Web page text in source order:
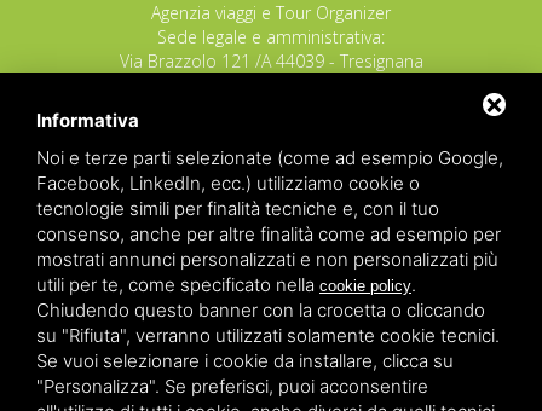
Agenzia viaggi e Tour Organizer
Sede legale e amministrativa:
Via Brazzolo 121 /A 44039 - Tresignana
POLIZZA RESPONSABILITA' CIVILE REVO N.
OX00020791 valida dal 12/11/2025 al
12/11/2026
POLIZZA FONDO GARANZIA INSOLVENZA
REVO N. OX00043679 valida dal 03/03/26 al
03/03/27
Copyrights – 2026 Raggio Verde Incoming Italy by Raggio
Verde Incoming Italy di Nagliati dott.ssa Ilaria –
Deltacommerce srlAll rights reserved.
Partita IVA 01428530388 - C.F NGLLRI66L56D548L - Numero
Informativa
Noi e terze parti selezionate (come ad esempio Google,
Facebook, LinkedIn, ecc.) utilizziamo cookie o
tecnologie simili per finalità tecniche e, con il tuo
consenso, anche per altre finalità come ad esempio per
mostrati annunci personalizzati e non personalizzati più
utili per te, come specificato nella cookie policy.
Chiudendo questo banner con la crocetta o cliccando
su "Rifiuta", verranno utilizzati solamente cookie tecnici.
Se vuoi selezionare i cookie da installare, clicca su
"Personalizza". Se preferisci, puoi acconsentire